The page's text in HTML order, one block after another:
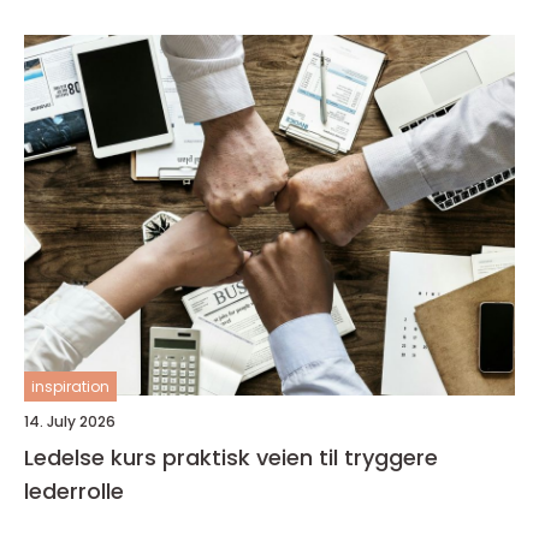
inspiration
14. July 2026
Ledelse kurs praktisk veien til tryggere
lederrolle